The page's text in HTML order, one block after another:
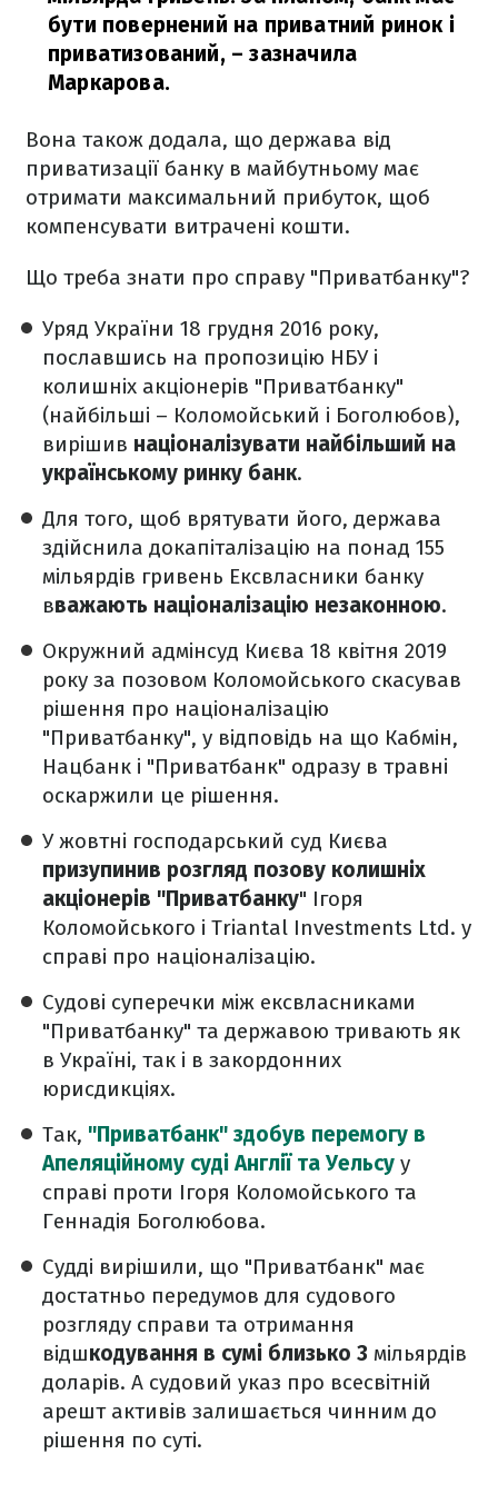
бути повернений на приватний ринок і
приватизований, – зазначила
Маркарова.
Вона також додала, що держава від
приватизації банку в майбутньому має
отримати максимальний прибуток, щоб
компенсувати витрачені кошти.
Що треба знати про справу "Приватбанку"?
Уряд України 18 грудня 2016 року,
пославшись на пропозицію НБУ і
колишніх акціонерів "Приватбанку"
(найбільші – Коломойський і Боголюбов),
вирішив націоналізувати найбільший на
українському ринку банк.
Для того, щоб врятувати його, держава
здійснила докапіталізацію на понад 155
мільярдів гривень Ексвласники банку
вважають націоналізацію незаконною.
Окружний адмінсуд Києва 18 квітня 2019
року за позовом Коломойського скасував
рішення про націоналізацію
"Приватбанку", у відповідь на що Кабмін,
Нацбанк і "Приватбанк" одразу в травні
оскаржили це рішення.
У жовтні господарський суд Києва
призупинив розгляд позову колишніх
акціонерів "Приватбанку" Ігоря
Коломойського і Triantal Investments Ltd. у
справі про націоналізацію.
Судові суперечки між ексвласниками
"Приватбанку" та державою тривають як
в Україні, так і в закордонних
юрисдикціях.
Так, "Приватбанк" здобув перемогу в
Апеляційному суді Англії та Уельсу у
справі проти Ігоря Коломойського та
Геннадія Боголюбова.
Судді вирішили, що "Приватбанк" має
достатньо передумов для судового
розгляду справи та отримання
відшкодування в сумі близько 3 мільярдів
доларів. А судовий указ про всесвітній
арешт активів залишається чинним до
рішення по суті.